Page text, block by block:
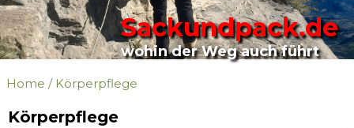
Sackundpack.de
wohin der Weg auch führt
Home / Körperpflege
Körperpflege